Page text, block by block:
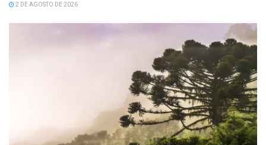
2 DE AGOSTO DE 2026